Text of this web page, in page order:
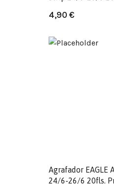
4,90 €
Agrafador EAGLE
24/6-26/6 20fls.